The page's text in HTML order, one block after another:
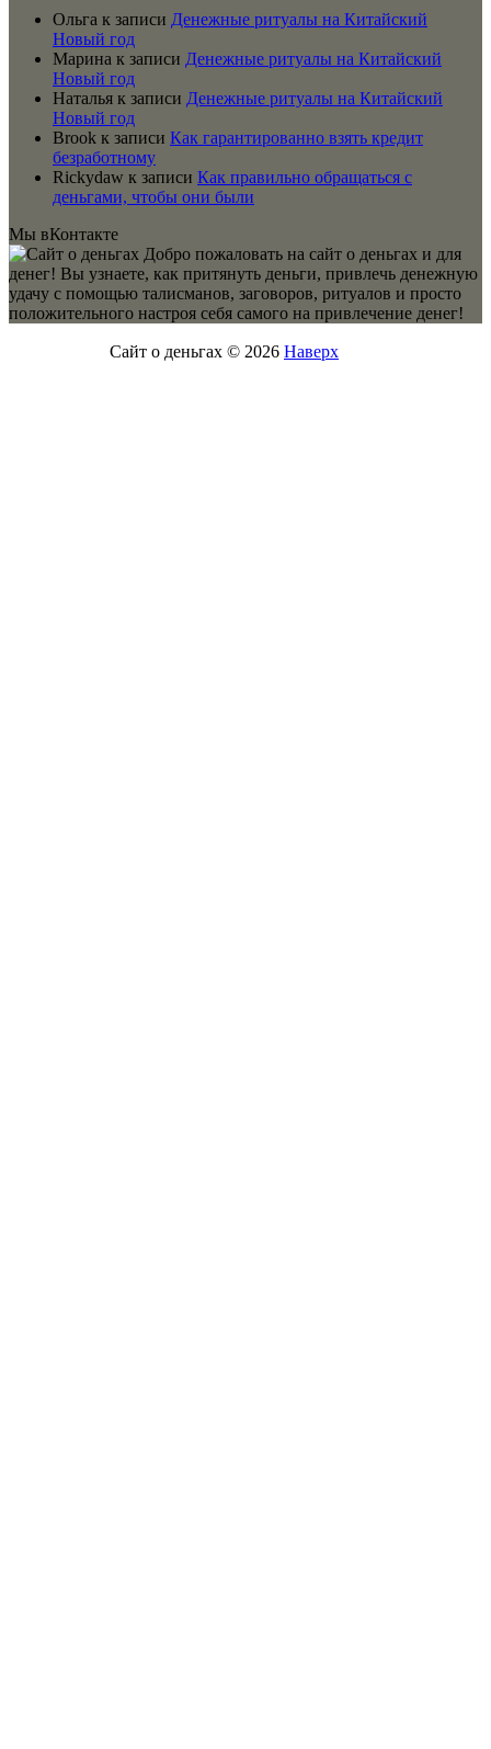
Ольга к записи Денежные ритуалы на Китайский
Новый год
Марина к записи Денежные ритуалы на Китайский
Новый год
Наталья к записи Денежные ритуалы на Китайский
Новый год
Brook к записи Как гарантированно взять кредит
безработному
Rickydaw к записи Как правильно обращаться с
деньгами, чтобы они были
Мы вКонтакте
Добро пожаловать на сайт о деньгах и для
денег! Вы узнаете, как притянуть деньги, привлечь денежную
удачу с помощью талисманов, заговоров, ритуалов и просто
положительного настроя себя самого на привлечение денег!
Сайт о деньгах © 2026 Наверх